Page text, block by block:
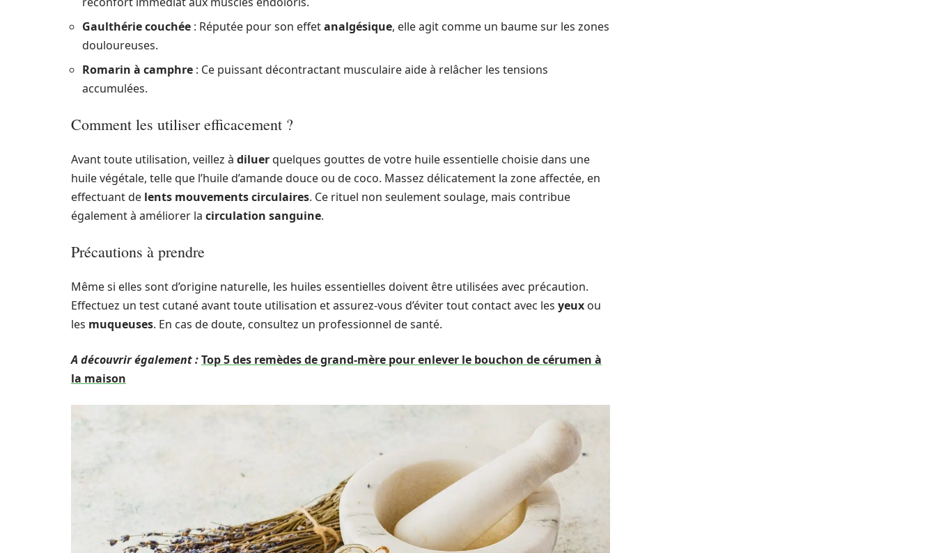
Gaulthérie couchée : Réputée pour son effetanalgésique, elle agit comme un baume sur les zones
douloureuses.
Romarin à camphre : Ce puissant décontractant musculaire aide à relâcher les tensions
accumulées.
Comment les utiliser efficacement ?
Avant toute utilisation, veillez à diluerquelques gouttes de votre huile essentielle choisie dans une
huile végétale, telle que l’huile d’amande douce ou de coco. Massez délicatement la zone affectée, en
effectuant de lents mouvements circulaires. Ce rituel non seulement soulage, mais contribue
également à améliorer la circulation sanguine.
Précautions à prendre
Même si elles sont d’origine naturelle, les huiles essentielles doivent être utilisées avec précaution.
Effectuez un test cutané avant toute utilisation et assurez-vous d’éviter tout contact avec les yeux ou
les muqueuses. En cas de doute, consultez un professionnel de santé.
A découvrir également :Top 5 des remèdes de grand-mère pour enlever le bouchon de cérumen à
la maison